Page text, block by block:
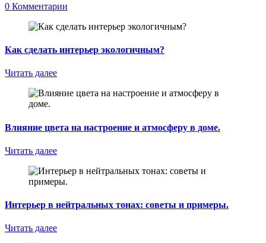
0 Комментарии
Как сделать интерьер экологичным?
Читать далее
Влияние цвета на настроение и атмосферу в доме.
Читать далее
Интерьер в нейтральных тонах: советы и примеры.
Читать далее